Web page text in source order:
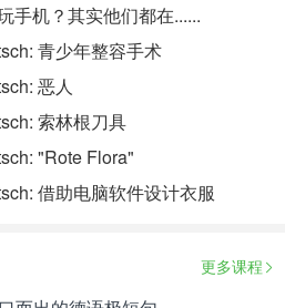
zum einen, um
und zum anderen auch, um
für die
Bewohner und
öffentlichen Raums“
haben. Denn
im übertragenen Sinn –
手机？其实他们都在......
青少年整容手术
恶人
索林根刀具
"Rote Flora"
借助电脑软件设计衣服
更多课程